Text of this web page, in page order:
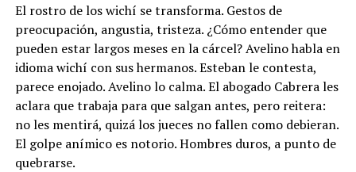
El rostro de los wichí se transforma. Gestos de
preocupación, angustia, tristeza. ¿Cómo entender que
pueden estar largos meses en la cárcel? Avelino habla en
idioma wichí con sus hermanos. Esteban le contesta,
parece enojado. Avelino lo calma. El abogado Cabrera les
aclara que trabaja para que salgan antes, pero reitera:
no les mentirá, quizá los jueces no fallen como debieran.
El golpe anímico es notorio. Hombres duros, a punto de
quebrarse.